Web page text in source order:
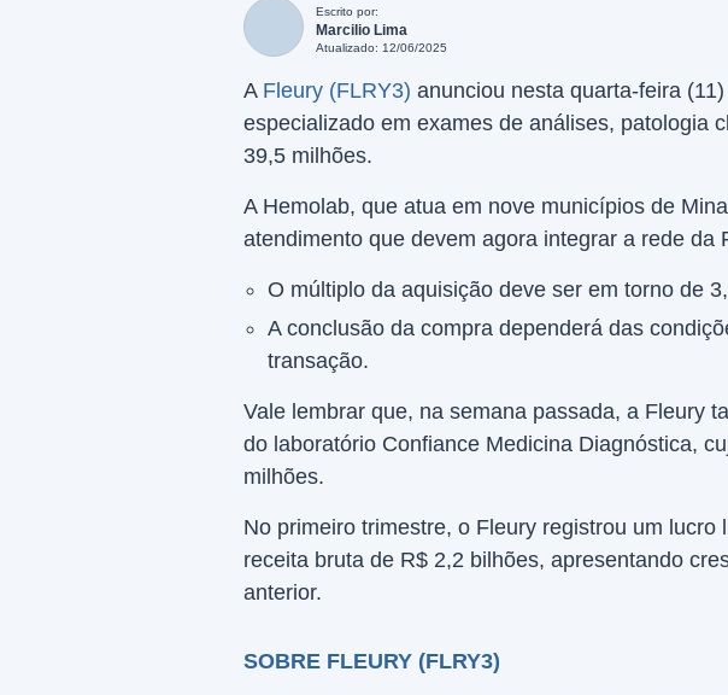
Escrito por:
Marcilio Lima
Atualizado: 12/06/2025
A Fleury (FLRY3) anunciou nesta quarta-feira
especializado em exames de análises, patologia
39,5 milhões.
A Hemolab, que atua em nove municípios de
atendimento que devem agora integrar a rede da
O múltiplo da aquisição deve ser em torno de
A conclusão da compra dependerá das
transação.
Vale lembrar que, na semana passada, a Fleury
do laboratório Confiance Medicina Diagnóstica,
milhões.
No primeiro trimestre, o Fleury registrou um
receita bruta de R$ 2,2 bilhões, apresentando
anterior.
SOBRE FLEURY (FLRY3)